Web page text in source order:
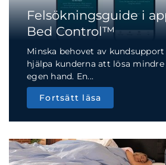
Felsökningsguide i
Bed Control™
Minska behovet av
hjälpa kunderna att lösa
egen hand. En...
Fortsätt läsa